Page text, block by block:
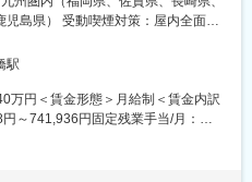
できる
ず、課題発見・要件定義・改善提案
ータエンジニアとしてもビジネス
活発で、学び続けられる環境です
データを利用して多様な事業を横断
ースエンジニア（PGE）」として、
プリケーションなど様々なプロダ
ただきます。
児島県） 受動喫煙対策：屋内全面禁
東京都千代田区九段北1丁目14-6 九
寄駅：東京メトロ東西線半蔵門線
地内喫煙可能場所あり変更の範囲：
トワーク含む）
駅
万円＜賃金形態＞月給制＜賃金内訳
～741,936円固定残業手当/月：